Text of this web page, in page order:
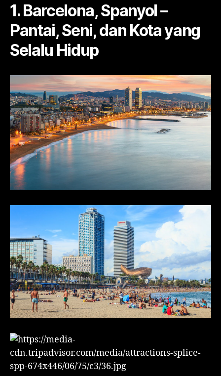
1. Barcelona, Spanyol –
Pantai, Seni, dan Kota yang
Selalu Hidup